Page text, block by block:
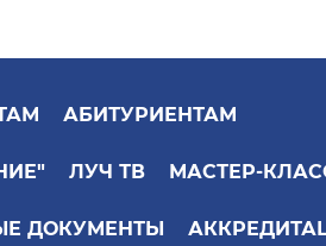
АБИТУРИЕНТАМ
ЛУЧ ТВ МАСТЕР-
ДОКУМЕНТЫ